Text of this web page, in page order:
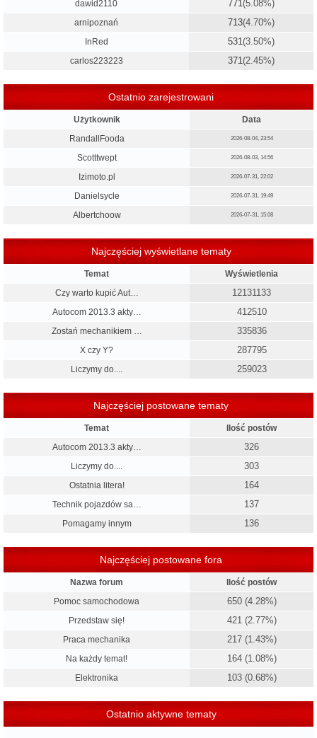
dawid2110 771 (5.08%)
arnipoznań 713(4.70%)
InRed 531 (3.50%)
carlos223223 371 (2.45%)
Ostatnio zarejestrowani
Użytkownik
Data
RandallFooda
2026-08-04, 23:54
Scotttwept 2026-08-03, 14:56
Izimoto.pl 2026-07-31, 22:02
Danielsycle 2026-07-31, 19:49
Albertchoow 2026-07-31, 15:08
Najczęściej wyświetlane tematy
Temat
Wyświetlenia
Czy warto kupić Aut…
12131133
Autocom 2013.3 akty… 412510
Zostań mechanikiem … 335836
X czy Y? 287795
Liczymy do.... 259023
Najczęściej postowane tematy
Temat
Ilość postów
Autocom 2013.3 akty…
326
Liczymy do.... 303
Ostatnia litera! 164
Technik pojazdów sa… 137
Pomagamy innym 136
Najczęściej postowane fora
Nazwa forum
Ilość postów
Pomoc samochodowa
650 (4.28%)
Przedstaw się! 421 (2.77%)
Praca mechanika 217 (1.43%)
Na każdy temat! 164 (1.08%)
Elektronika 103 (0.68%)
Ostatnio aktywne tematy